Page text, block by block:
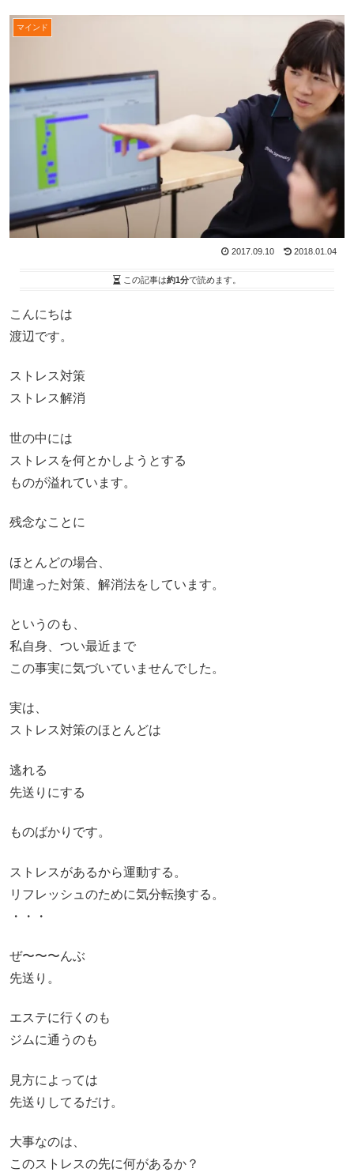
マインド
2017.09.10 2018.01.04
この記事は約1分で読めます。
こんにちは
渡辺です。
ストレス対策
ストレス解消
世の中には
ストレスを何とかしようとする
ものが溢れています。
残念なことに
ほとんどの場合、
間違った対策、解消法をしています。
というのも、
私自身、つい最近まで
この事実に気づいていませんでした。
実は、
ストレス対策のほとんどは
逃れる
先送りにする
ものばかりです。
ストレスがあるから運動する。
リフレッシュのために気分転換する。
・・・
ぜ〜〜〜んぶ
先送り。
エステに行くのも
ジムに通うのも
見方によっては
先送りしてるだけ。
大事なのは、
このストレスの先に何があるか？